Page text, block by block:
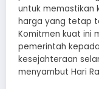
untuk memastikan
harga yang tetap
Komitmen kuat ini
pemerintah
kesejahteraan
menyambut Hari